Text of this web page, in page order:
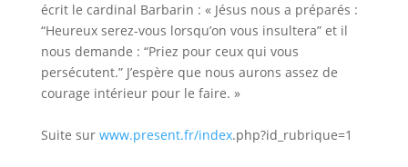
écrit le cardinal Barbarin : « Jésus nous a préparés :
“Heureux serez-vous lorsqu’on vous insultera” et il
nous demande : “Priez pour ceux qui vous
persécutent.” J’espère que nous aurons assez de
courage intérieur pour le faire. »
Suite sur www.present.fr/index.php?id_rubrique=1